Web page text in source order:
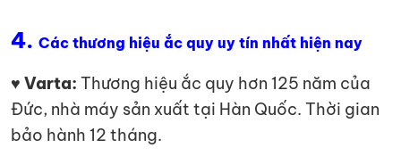
4. Các thương hiệu ắc quy uy tín nhất hiện nay
♥ Varta: Thương hiệu ắc quy hơn 125 năm của
Đức, nhà máy sản xuất tại Hàn Quốc. Thời gian
bảo hành 12 tháng.